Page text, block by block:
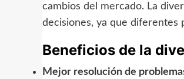
cambios del mercado. La
decisiones, ya que diferentes
Beneficios de la
Mejor resolución de